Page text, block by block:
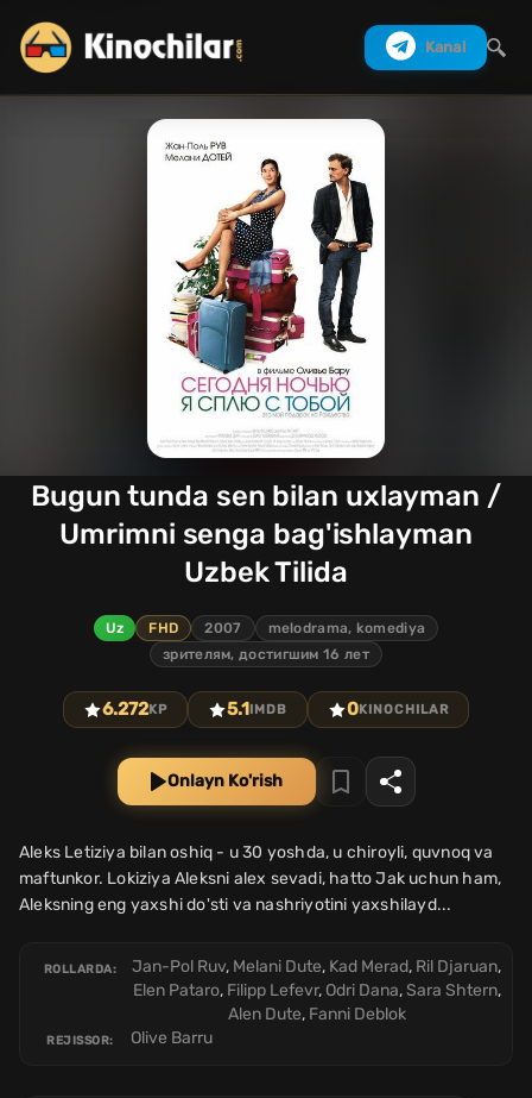
Kanal
Bugun tunda sen bilan uxlayman /
Umrimni senga bag'ishlayman
Uzbek Tilida
Uz FHD 2007
melodrama, komediya
зрителям, достигшим 16 лет
6.272KP 5.1IMDB 0KINOCHILAR
Onlayn Ko'rish
Aleks Letiziya bilan oshiq - u 30 yoshda, u chiroyli, quvnoq va
maftunkor. Lokiziya Aleksni alex sevadi, hatto Jak uchun ham,
Aleksning eng yaxshi do'sti va nashriyotini yaxshilayd...
ROLLARDA: Jan-Pol Ruv, Melani Dute, Kad Merad, Ril Djaruan,
Elen Pataro, Filipp Lefevr, Odri Dana,Sara Shtern,
Alen Dute, Fanni Deblok
REJISSOR: Olive Barru